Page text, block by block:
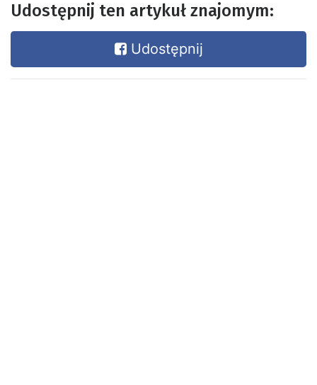
Udostępnij ten artykuł znajomym:
Udostępnij